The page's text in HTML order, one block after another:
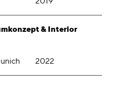
& Interior
2022